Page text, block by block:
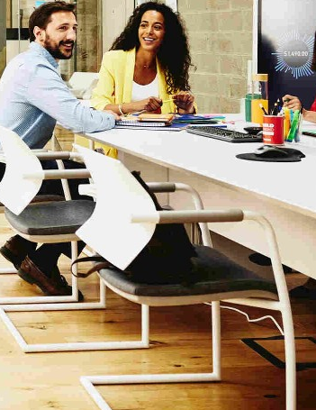
We vertalen marktontwikkelingen
blijven lopen. Die collectieve kracht